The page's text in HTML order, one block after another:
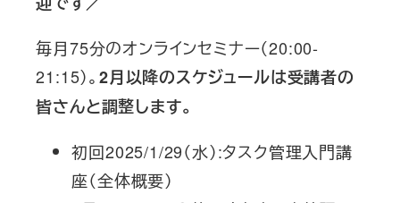
毎月75分のオンラインセミナー（20:00-
21:15）。2月以降のスケジュールは受講者の
皆さんと調整します。
初回2025/1/29（水）:タスク管理入門講
座（全体概要）